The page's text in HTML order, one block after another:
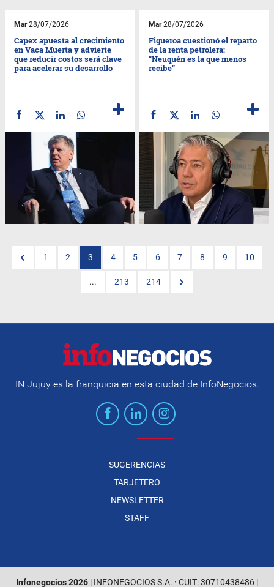
Mar28/07/2026
Capex apuesta al crecimiento
en Vaca Muerta y advierte
que reducir costos será clave
para acelerar su desarrollo
Mar28/07/2026
Figueroa cuestionó el reparto
de la renta petrolera:
“Neuquén es la que menos
recibe”
1 2 3 4 5 6 7 8 9 10
... 213 214
IN Jujuy es la franquicia en esta ciudad de InfoNegocios.
SUGERENCIAS
TARJETERO
NEWSLETTER
STAFF
Infonegocios 2026 | INFONEGOCIOS S.A. · CUIT: 30710438486 |